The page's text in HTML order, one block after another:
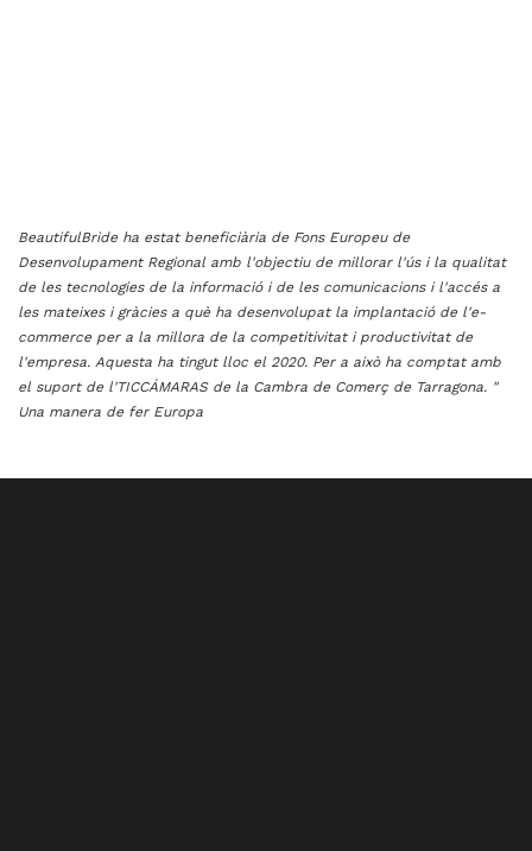
BeautifulBride ha estat beneficiària de Fons Europeu de
Desenvolupament Regional amb l'objectiu de millorar l'ús i la qualitat
de les tecnologies de la informació i de les comunicacions i l'accés a
les mateixes i gràcies a què ha desenvolupat la implantació de l'e-
commerce per a la millora de la competitivitat i productivitat de
l'empresa. Aquesta ha tingut lloc el 2020. Per a això ha comptat amb
el suport de l'TICCÁMARAS de la Cambra de Comerç de Tarragona. "
Una manera de fer Europa